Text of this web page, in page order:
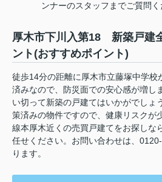
ンナーのスタッフまでご質問く
厚木市下川入第18 新築戸建
ント(おすすめポイント)
徒歩14分の距離に厚木市立藤塚中学校
済みなので、防災面での安心感が増し
い切って新築の戸建てはいかがでしょ
策済みの物件ですので、健康リスクが
線本厚木近くの売買戸建てをお探しな
任せください。お問い合わせは、
ります。